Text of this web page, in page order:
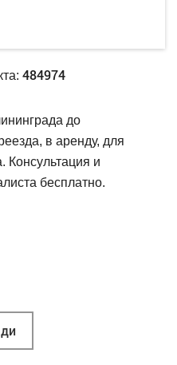
484974
до
в аренду, для
Консультация и
бесплатно.